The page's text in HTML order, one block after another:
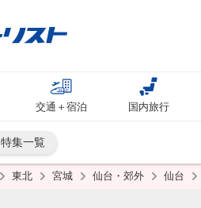
交通＋宿泊 国内旅行
特集一覧
東北 宮城 仙台・郊外 仙台